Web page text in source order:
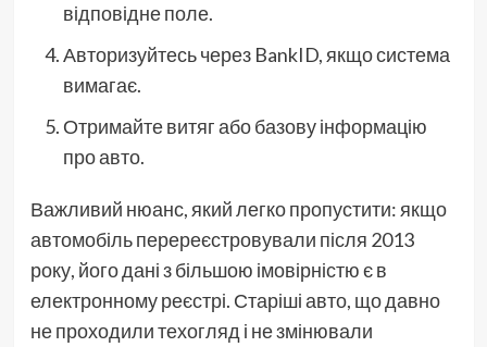
відповідне поле.
Авторизуйтесь через BankID, якщо система
вимагає.
Отримайте витяг або базову інформацію
про авто.
Важливий нюанс, який легко пропустити: якщо
автомобіль перереєстровували після 2013
року, його дані з більшою імовірністю є в
електронному реєстрі. Старіші авто, що давно
не проходили техогляд і не змінювали